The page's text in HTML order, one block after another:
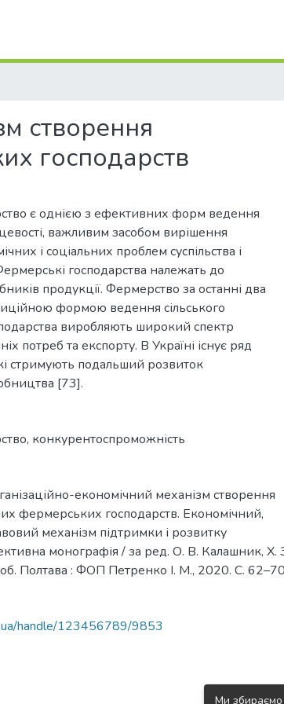
створення
господарств
є однією з ефективних форм ведення
важливим засобом вирішення
і соціальних проблем суспільства і
господарства належать до
продукції. Фермерство за останні два
формою ведення сільського
виробляють широкий спектр
потреб та експорту. В Україні існує ряд
стримують подальший розвиток
[73].
, конкурентоспроможність
економічний механізм створення
фермерських господарств. Економічний,
механізм підтримки і розвитку
монографія / за ред. О. В. Калашник, Х.
Полтава : ФОП Петренко І. М., 2020. С.
handle/123456789/9853
Ми збираємо